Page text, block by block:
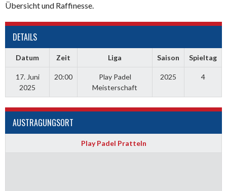
Übersicht und Raffinesse.
DETAILS
Datum Zeit Liga Saison Spieltag
17. Juni
2025
20:00
Play Padel
Meisterschaft
2025 4
AUSTRAGUNGSORT
Play Padel Pratteln